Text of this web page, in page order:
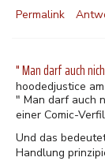
Permalink
" Man darf auch
hoodedjustice
" Man darf auch
einer Comic-
Und das
Handlung